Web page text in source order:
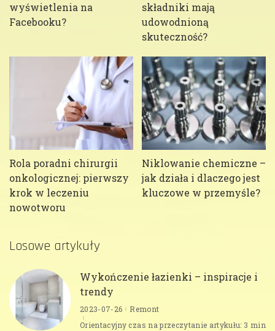
wyświetlenia na
Facebooku?
składniki mają
udowodnioną
skuteczność?
Rola poradni chirurgii
onkologicznej: pierwszy
krok w leczeniu
nowotworu
Niklowanie chemiczne –
jak działa i dlaczego jest
kluczowe w przemyśle?
Losowe artykuły
Wykończenie łazienki – inspiracje i
trendy
2023-07-26
Remont
Orientacyjny czas na przeczytanie artykułu: 3 min